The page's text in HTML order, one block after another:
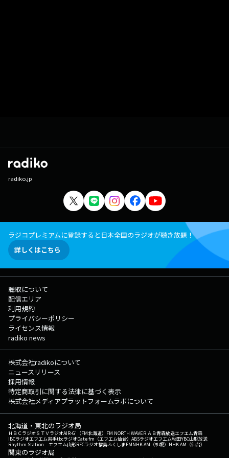
radiko.jp
ラジコプレミアムに登録すると日本全国のラジオが聴き放題！
詳しくはこちら
聴取について
配信エリア
利用規約
プライバシーポリシー
ライセンス情報
radiko news
株式会社radikoについて
ニュースリリース
採用情報
特定商取引に関する法律に基づく表示
株式会社メディアプラットフォームラボについて
北海道・東北のラジオ局
ＨＢＣラジオＳＴＶラジオAIR-G'（FM北海道） FM NORTH WAVEＲＡＢ青森放送エフエム青森
IBCラジオエフエム岩手tbcラジオDate fm（エフエム仙台） ABSラジオエフエム秋田YBC山形放送
Rhythm Station エフエム山形RFCラジオ福島ふくしまFMNHK AM（札幌） NHK AM（仙台）
関東のラジオ局